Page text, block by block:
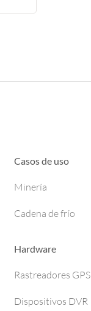
Casos de uso
Minería
Cadena de frío
Hardware
Rastreadores GPS
Dispositivos DVR